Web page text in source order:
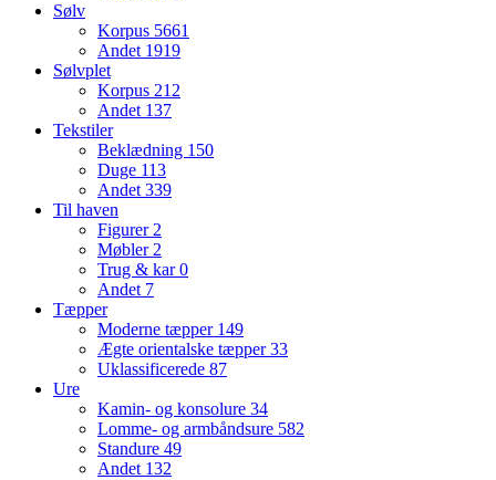
Sølv
Korpus 5661
Andet 1919
Sølvplet
Korpus 212
Andet 137
Tekstiler
Beklædning 150
Duge 113
Andet339
Til haven
Figurer2
Møbler2
Trug & kar0
Andet 7
Tæpper
Moderne tæpper 149
Ægte orientalske tæpper33
Uklassificerede 87
Ure
Kamin- og konsolure 34
Lomme- og armbåndsure 582
Standure 49
Andet 132